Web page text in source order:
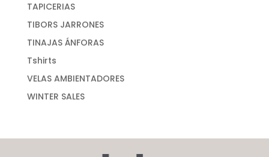
TAPICERIAS
TIBORS JARRONES
TINAJAS ÁNFORAS
Tshirts
VELAS AMBIENTADORES
WINTER SALES